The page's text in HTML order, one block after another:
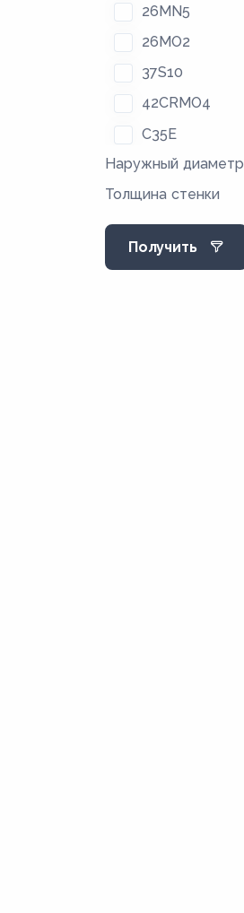
26MN5
26MO2
37S10
42CRMO4
C35E
C45E
E215
E235
E255
Наружный диаметр
Толщина стенки
Получить